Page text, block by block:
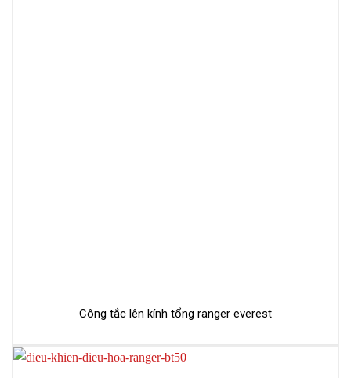
Công tắc lên kính tổng ranger everest